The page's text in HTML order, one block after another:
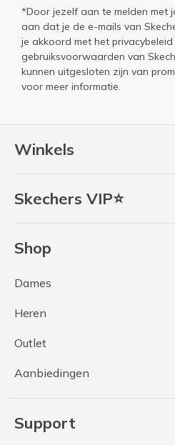
Winkels
Skechers VIP⭐
Shop
Dames
Heren
Outlet
Aanbiedingen
Support
*Door jezelf aan te melden met
aan dat je de e-mails van
je akkoord met het privacybeleid
gebruiksvoorwaarden van
kunnen uitgesloten zijn van
voor meer informatie.